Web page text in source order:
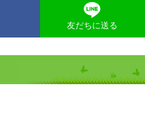
友だちに送る